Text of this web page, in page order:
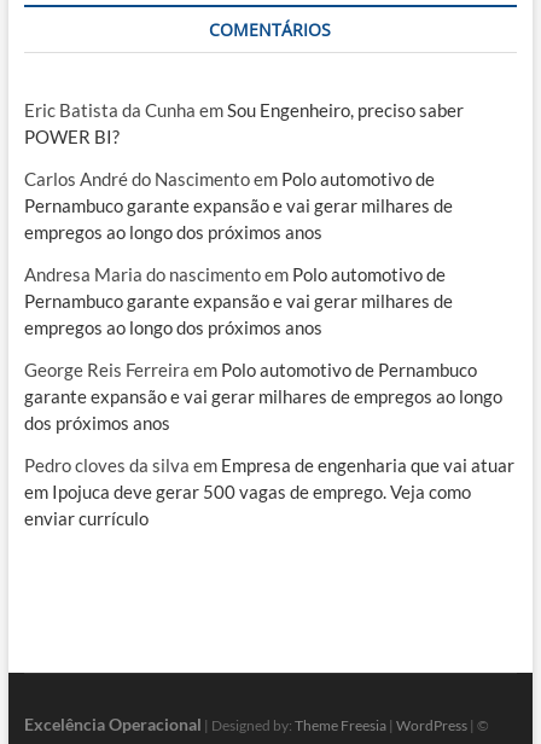
COMENTÁRIOS
Eric Batista da Cunha emSou Engenheiro, preciso saber
POWER BI?
Carlos André do Nascimentoem Polo automotivo de
Pernambuco garante expansão e vai gerar milhares de
empregos ao longo dos próximos anos
Andresa Maria do nascimentoem Polo automotivo de
Pernambuco garante expansão e vai gerar milhares de
empregos ao longo dos próximos anos
George Reis Ferreira em Polo automotivo de Pernambuco
garante expansão e vai gerar milhares de empregos ao longo
dos próximos anos
Pedro cloves da silva em Empresa de engenharia que vai atuar
em Ipojuca deve gerar 500 vagas de emprego. Veja como
enviar currículo
Excelência Operacional | Designed by: Theme Freesia| WordPress| ©